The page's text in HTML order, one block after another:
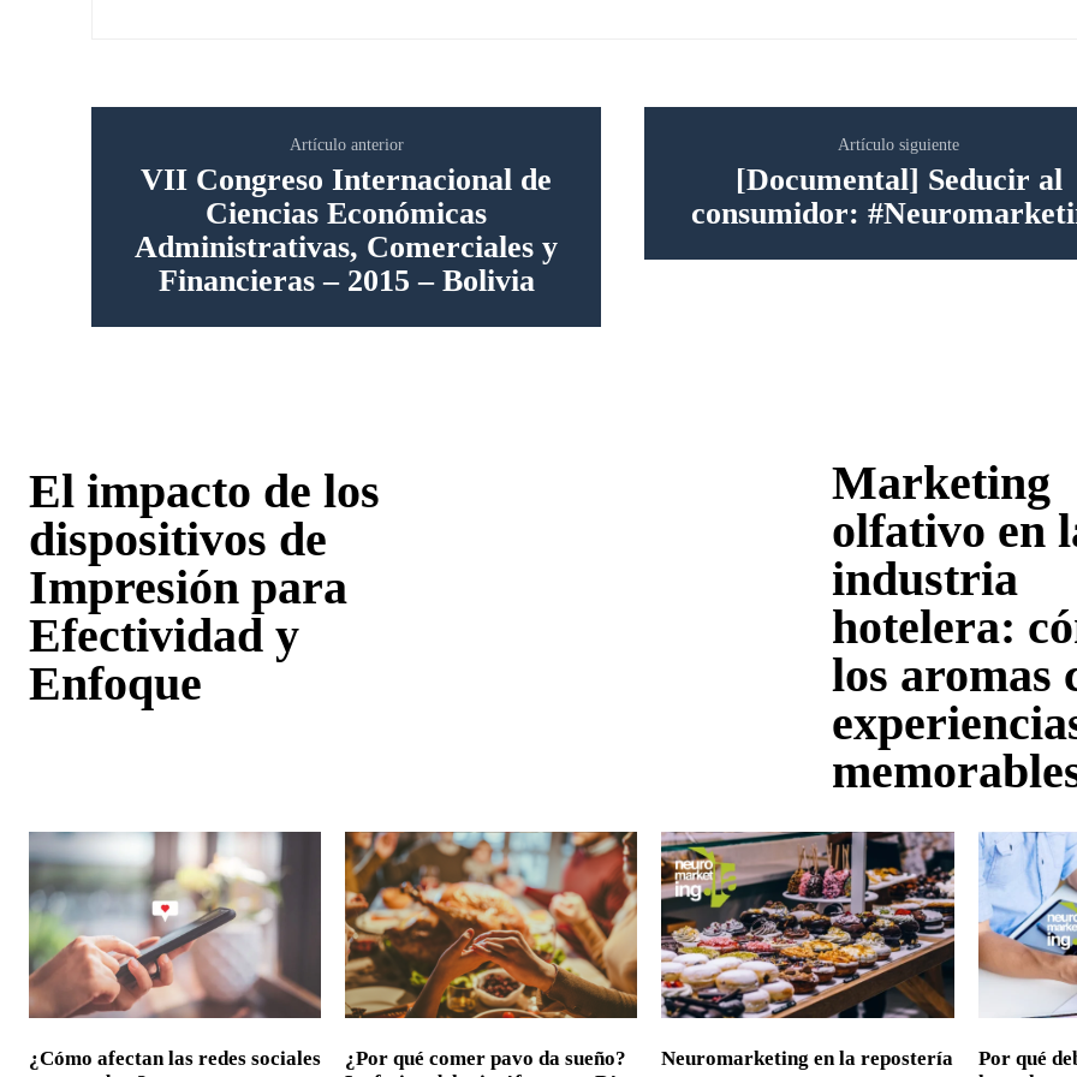
Artículo anterior
VII Congreso Internacional de
Ciencias Económicas
Administrativas, Comerciales y
Financieras – 2015 – Bolivia
Artículo siguiente
[Documental] Seducir al
consumidor:
El impacto de los
dispositivos de
Impresión para
Efectividad y
Enfoque
Marketing
olfativo en
industria
hotelera:
los aromas
¿Cómo afectan las redes sociales
¿Por qué comer pavo da sueño?
Neuromarketing en la repostería
Por qué